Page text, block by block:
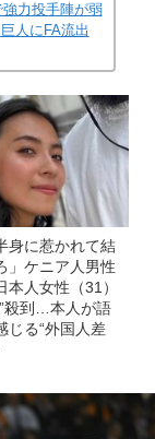
強力投手陣が弱
人にFA流出
身に惹かれて結
」ケニア人男性
本人女性（31）
殺到…本人が語
じる“外国人差